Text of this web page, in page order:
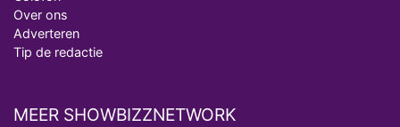
Over ons
Adverteren
Tip de redactie
MEER SHOWBIZZNETWORK